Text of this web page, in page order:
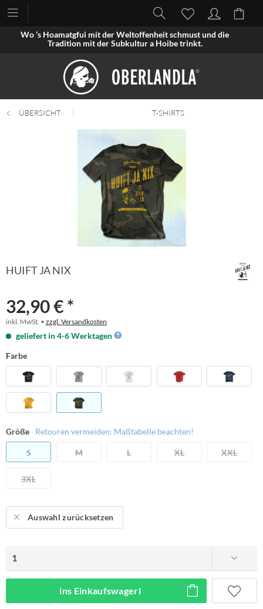
Wo ’s Hoamatgfui mit der Weltoffenheit schmust und die
Tradition mit der Subkultur a Hoibe trinkt.
ÜBERSICHT T-SHIRTS
HUIFT JA NIX
32,90 € *
inkl. MwSt. • zzgl. Versandkosten
geliefert in 4-6 Werktagen
Farbe
Größe Retouren vermeiden: Maßtabelle beachten!
S M L XL XXL
3XL
Auswahl zurücksetzen
ins Einkaufswagerl